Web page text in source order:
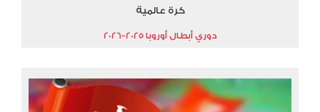
كرة عالمية
دوري أبطال أوروبا 2025-2026